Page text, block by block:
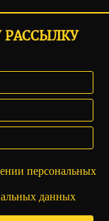
персональных
данных